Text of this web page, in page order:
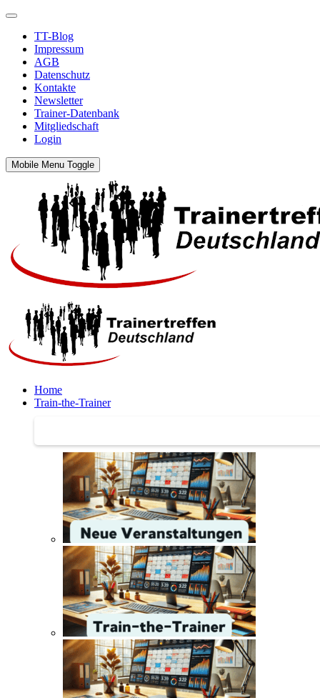
TT-Blog
Impressum
AGB
Datenschutz
Kontakte
Newsletter
Trainer-Datenbank
Mitgliedschaft
Login
Mobile Menu Toggle
Home
Train-the-Trainer